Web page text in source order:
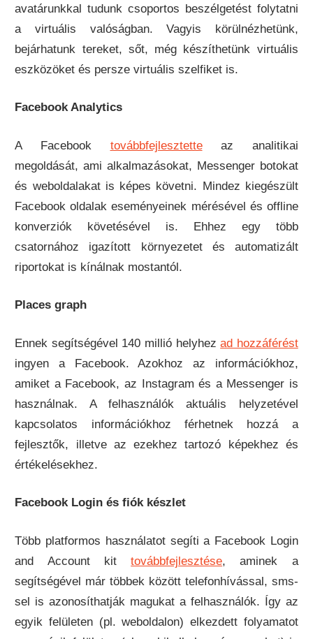
avatárunkkal tudunk csoportos beszélgetést folytatni
a virtuális valóságban. Vagyis körülnézhetünk,
bejárhatunk tereket, sőt, még készíthetünk virtuális
eszközöket és persze virtuális szelfiket is.
Facebook Analytics
A Facebook továbbfejlesztetteaz analitikai
megoldását, ami alkalmazásokat, Messenger botokat
és weboldalakat is képes követni. Mindez kiegészült
Facebook oldalak eseményeinek mérésével és offline
konverziók követésével is. Ehhez egy több
csatornához igazított környezetet és automatizált
riportokat is kínálnak mostantól.
Places graph
Ennek segítségével 140 millió helyhezad hozzáférést
ingyen a Facebook. Azokhoz az információkhoz,
amiket a Facebook, az Instagram és a Messenger is
használnak. A felhasználók aktuális helyzetével
kapcsolatos információkhoz férhetnek hozzá a
fejlesztők, illetve az ezekhez tartozó képekhez és
értékelésekhez.
Facebook Login és fiók készlet
Több platformos használatot segíti a Facebook Login
and Account kittovábbfejlesztése, aminek a
segítségével már többek között telefonhívással, sms-
sel is azonosíthatják magukat a felhasználók. Így az
egyik felületen (pl. weboldalon) elkezdett folyamatot